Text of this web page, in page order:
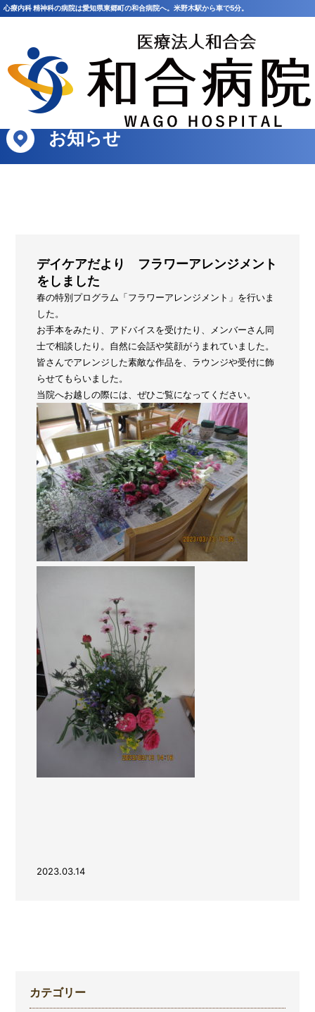
心療内科 精神科の病院は愛知県東郷町の和合病院へ。米野木駅から車で5分。
> お知らせ デイケアだより フラワーアレンジメントをしました
お知らせ
デイケアだより フラワーアレンジメント
をしました
春の特別プログラム「フラワーアレンジメント」を行いま
した。
お手本をみたり、アドバイスを受けたり、メンバーさん同
士で相談したり。自然に会話や笑顔がうまれていました。
皆さんでアレンジした素敵な作品を、ラウンジや受付に飾
らせてもらいました。
当院へお越しの際には、ぜひご覧になってください。
2023.03.14
カテゴリー